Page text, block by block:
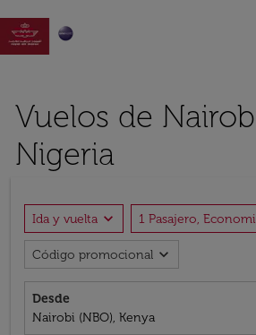

Vuelos de
Nigeria
Ida y vuelta expand_more 1 Pasajero,
Código promocional expand_more
Desde
Nairobi (NBO), Kenya